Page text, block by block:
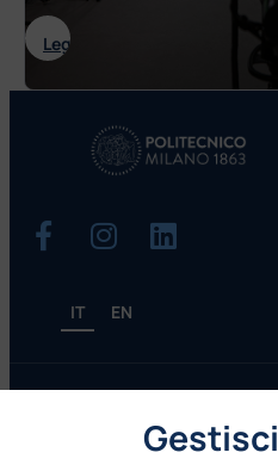
Gestisci
Leggi tutto
IT EN
Naviga il sito